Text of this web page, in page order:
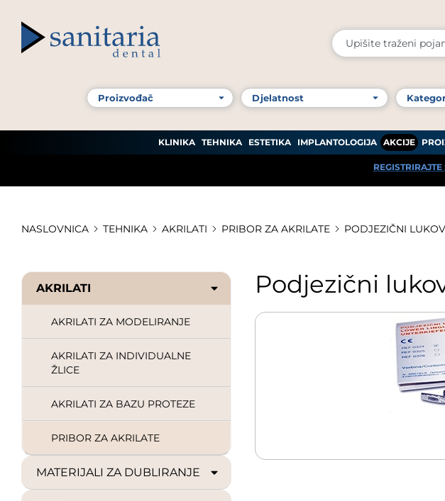
KLINIKA TEHNIKA ESTETIKA IMPLANTOLOGIJA AKCIJE
REGISTRIRAJTE
NASLOVNICA TEHNIKA AKRILATI PRIBOR ZA AKRILATE PODJEZIČNI
AKRILATI
AKRILATI ZA MODELIRANJE
AKRILATI ZA INDIVIDUALNE
ŽLICE
AKRILATI ZA BAZU PROTEZE
PRIBOR ZA AKRILATE
MATERIJALI ZA DUBLIRANJE
Podjezični